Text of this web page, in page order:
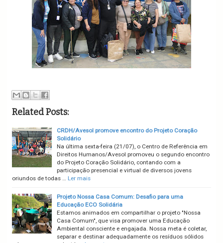
Related Posts:
CRDH/Avesol promove encontro do Projeto Coração
Solidário
Na última sexta-feira (21/07), o Centro de Referência em
Direitos Humanos/Avesol promoveu o segundo encontro
do Projeto Coração Solidário, contando com a
participação presencial e virtual de diversos jovens
oriundos de todas … Ler mais
Projeto Nossa Casa Comum: Desafio para uma
Educação ECO Solidária
Estamos animados em compartilhar o projeto "Nossa
Casa Comum", que visa promover uma Educação
Ambiental consciente e engajada. Nossa meta é coletar,
separar e destinar adequadamente os resíduos sólidos